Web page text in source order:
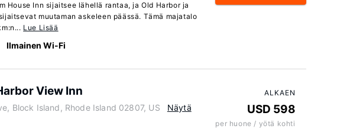
House Inn sijaitsee lähellä rantaa, ja Old Harbor ja
muutaman askeleen päässä. Tämä majatalo
Lue Lisää
Ilmainen Wi-Fi
View Inn
Block Island, Rhode Island 02807, US
Näytä
ALKAEN
USD 598
per huone / yötä kohti